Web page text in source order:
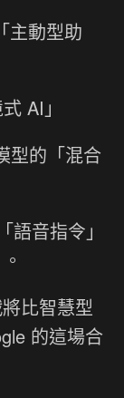
主動型助
AI」
型的「混合
音指令」
比智慧型
的這場合